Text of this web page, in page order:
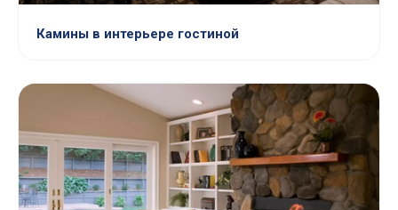
Камины в интерьере гостиной